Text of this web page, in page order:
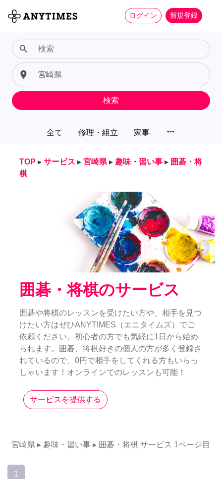
ログイン 新規登録
全て 修理・組立 家事 more_horiz
search
place
検索
TOP ▸ サービス ▸ 宮崎県 ▸ 趣味・習い事 ▸ 囲碁・将
棋
囲碁・将棋のサービス
囲碁や将棋のレッスンを受けたい方や、相手を見つ
けたい方はぜひANYTIMES（エニタイムズ）でご
依頼ください。初心者の方でも気軽に1日から始め
られます。囲碁、将棋好きの個人の方が多く登録さ
れているので、0円で相手をしてくれる方もいらっ
しゃいます！オンラインでのレッスンも可能！
サービスを提供する
宮崎県 ▸ 趣味・習い事 ▸ 囲碁・将棋 サービス 1ページ目
1